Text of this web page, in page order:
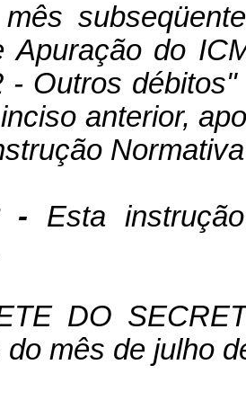
Apuração do
- Outros
anterior,
- Esta
DO
mês de julho